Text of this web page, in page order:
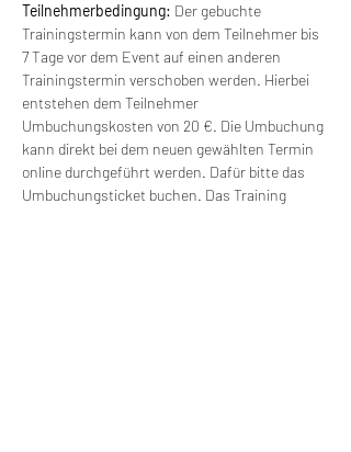
Teilnehmerbedingung: Der gebuchte
Trainingstermin kann von dem Teilnehmer bis
7 Tage vor dem Event auf einen anderen
Trainingstermin verschoben werden. Hierbei
entstehen dem Teilnehmer
Umbuchungskosten von 20 €. Die Umbuchung
kann direkt bei dem neuen gewählten Termin
online durchgeführt werden. Dafür bitte das
Umbuchungsticket buchen. Das Training